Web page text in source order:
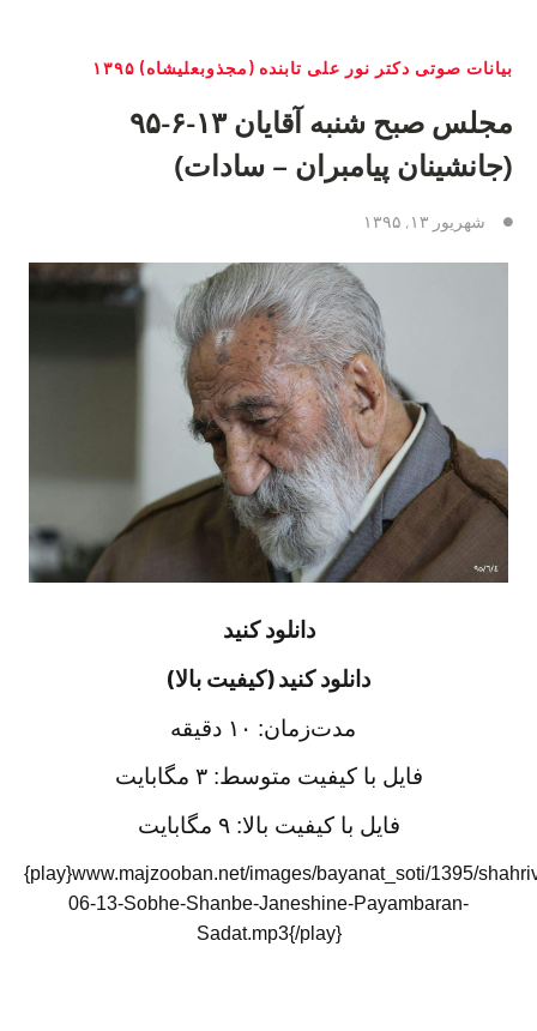
بیانات صوتی دکتر نور علی تابنده (مجذوبعلیشاه) ۱۳۹۵
مجلس صبح شنبه آقايان ١٣-۶-۹۵
(جانشینان پیامبران – سادات)
شهریور ۱۳, ۱۳۹۵
دانلود کنید
دانلود کنید (کیفیت بالا)
مدت‌زمان: ١٠ دقيقه
فايل باکیفیت متوسط: ۳ مگابایت
فايل با کیفیت بالا: ۹ مگابایت
{play}www.majzooban.net/images/bayanat_soti/1395/
06-13-Sobhe-Shanbe-Janeshine-Payambaran-
Sadat.mp3{/play}